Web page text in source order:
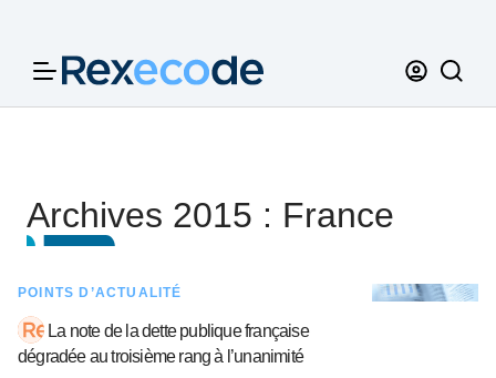
Archives 2015 : France
POINTS D’ACTUALITÉ
La note de la dette publique française
dégradée au troisième rang à l’unanimité